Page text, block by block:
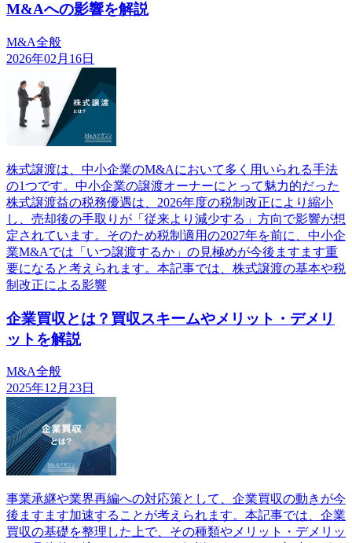
M&Aへの影響を解説
M&A全般
2026年02月16日
株式譲渡は、中小企業のM&Aにおいて多く用いられる手法
の1つです。中小企業の譲渡オーナーにとって魅力的だった
株式譲渡益の税務優遇は、2026年度の税制改正により縮小
し、売却後の手取りが「従来より減少する」方向で影響が想
定されています。そのため税制適用の2027年を前に、中小企
業M&Aでは「いつ譲渡するか」の見極めが今後ますます重
要になると考えられます。本記事では、株式譲渡の基本や税
制改正による影響
企業買収とは？買収スキームやメリット・デメリ
ットを解説
M&A全般
2025年12月23日
事業承継や業界再編への対応策として、企業買収の動きが今
後ますます加速することが考えられます。本記事では、企業
買収の基礎を整理した上で、その種類やメリット・デメリッ